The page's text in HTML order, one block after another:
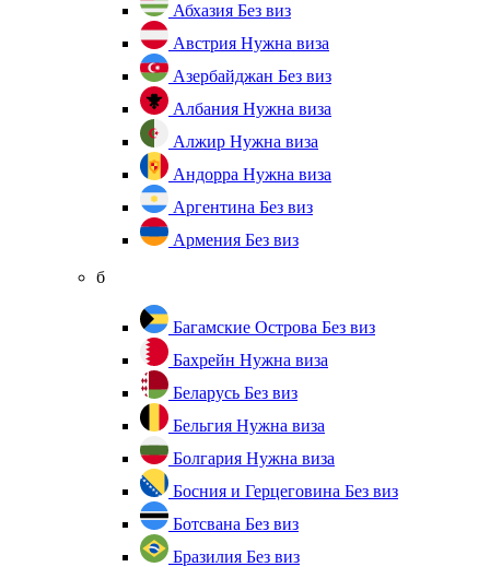
Абхазия Без виз
Австрия Нужна виза
Азербайджан Без виз
Албания Нужна виза
Алжир Нужна виза
Андорра Нужна виза
Аргентина Без виз
Армения Без виз
б
Багамские Острова Без виз
Бахрейн Нужна виза
Беларусь Без виз
Бельгия Нужна виза
Болгария Нужна виза
Босния и Герцеговина Без виз
Ботсвана Без виз
Бразилия Без виз